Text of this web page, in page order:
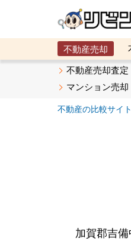
不動産売却
メタ住宅展示場
不動産売却査定
マンション売却
不動産の比較サイ
加賀郡吉